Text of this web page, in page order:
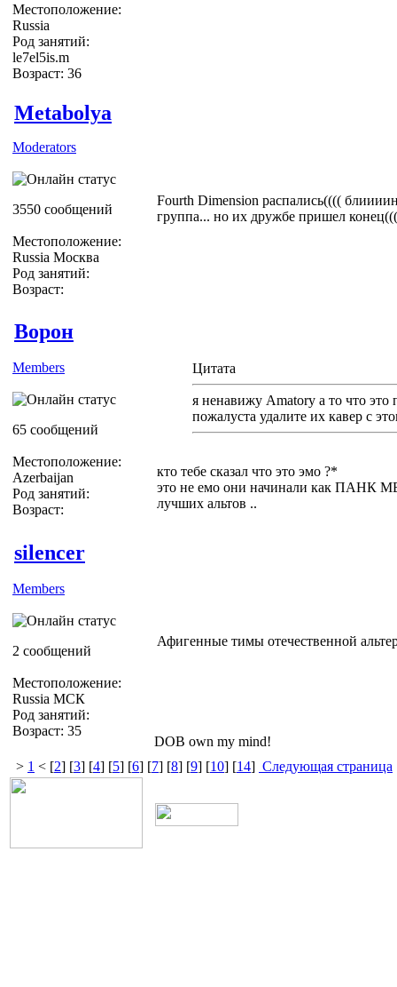
Местоположение:
Russia
Род занятий:
le7el5is.m
Возраст: 36
Metabolya
Moderators
3550 сообщений
Местоположение:
Russia Москва
Род занятий:
Возраст:
Fourth Dimension распались((((
группа... но их дружбе пришел
Ворон
Members
65 сообщений
Местоположение:
Azerbaijan
Род занятий:
Возраст:
Цитата
я ненавижу Amatory а то что это
пожалуста удалите их кавер с
кто тебе сказал что это эмо ?*
это не емо они начинали как ПАНК
лучших альтов ..
silencer
Members
2 сообщений
Местоположение:
Russia МСК
Род занятий:
Возраст: 35
Афигенные тимы отечественной
DOB own my mind!
> 1 < [2] [3] [4] [5] [6] [7] [8] [9] [10] [14] Следующая страница